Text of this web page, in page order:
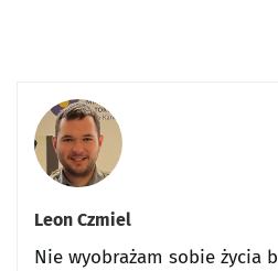
Leon Czmiel
Nie wyobrażam sobie życia